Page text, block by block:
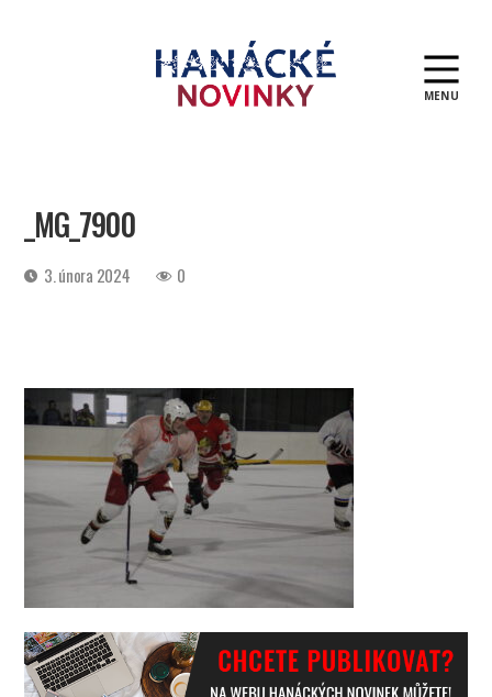
MENU
_MG_7900
Datum3. února 2024 0